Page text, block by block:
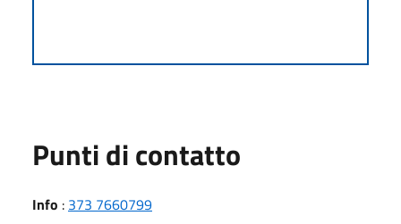
Punti di contatto
Info : 373 7660799